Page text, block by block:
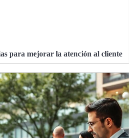
para mejorar la atención al cliente